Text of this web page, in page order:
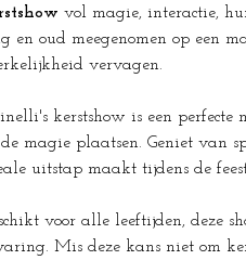
vol magie, interactie,
en oud meegenomen op een
vervagen.
kerstshow is een
magie plaatsen. Geniet van
uitstap maakt tijdens de
voor alle leeftijden, deze
Mis deze kans niet om